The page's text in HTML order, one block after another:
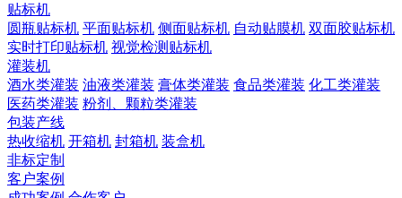
贴标机
圆瓶贴标机 平面贴标机 侧面贴标机 自动贴膜机 双面胶贴标机
实时打印贴标机 视觉检测贴标机
灌装机
酒水类灌装 油液类灌装 膏体类灌装 食品类灌装 化工类灌装
医药类灌装 粉剂、颗粒类灌装
包装产线
热收缩机 开箱机 封箱机 装盒机
非标定制
客户案例